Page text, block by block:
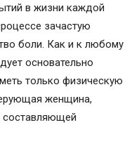
в жизни каждой
зачастую
боли. Как и к любому
основательно
только физическую
женщина,
составляющей